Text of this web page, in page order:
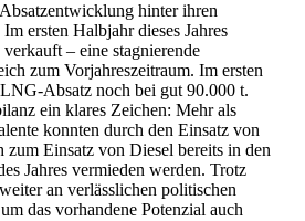
hinter ihren
ersten Halbjahr dieses Jahres
– eine stagnierende
zum Vorjahreszeitraum. Im ersten
Absatz noch bei gut 90.000 t.
ein klares Zeichen: Mehr als
konnten durch den Einsatz von
Einsatz von Diesel bereits in den
Jahres vermieden werden. Trotz
an verlässlichen politischen
das vorhandene Potenzial auch